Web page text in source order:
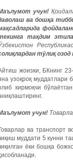
учун!
ва бошқа
тақдим
тўлиқ озод
жоизки, БКнинг
узоқроқ муддатлари
кирмоқчи
учун!
ва транспорт
муддати 5 кунни
ёки бошқа